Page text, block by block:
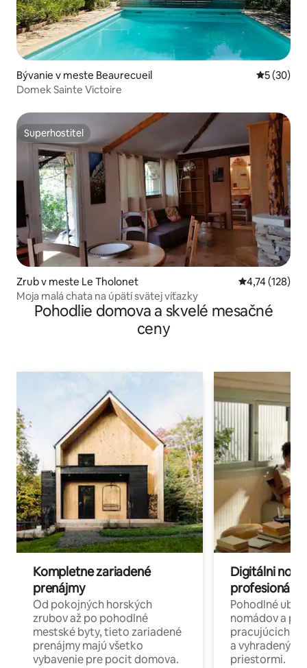
Bývanie v meste Beaurecueil
5 (30)
Domek Sainte Victoire
Superhostiteľ
Superhostiteľ
Zrub v meste Le Tholonet Priemerné
4,74 (128)
Moja malá chata na úpätí svätej víťazky
Pohodlie domova a skvelé mesačné
ceny
Kompletne zariadené
prenájmy
Od pokojných horských
zrubov až po pohodlné
mestské byty, tieto zariadené
prenájmy majú všetko
vybavenie pre pocit domova.
Digitálni
profesionáli
Pohodlné
nomádov a
pracujúcich
a
priestormi.